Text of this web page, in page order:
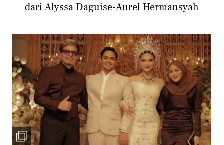
dari Alyssa Daguise-Aurel Hermansyah